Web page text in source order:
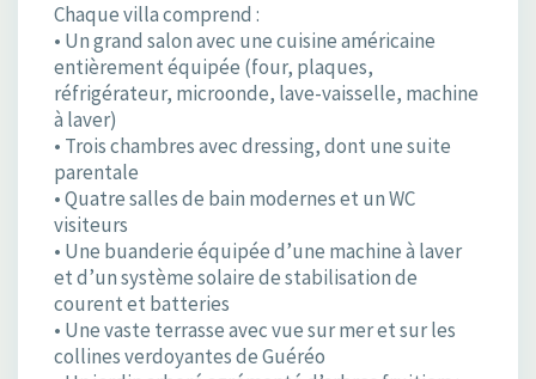
Chaque villa comprend :
• Un grand salon avec une cuisine américaine
entièrement équipée (four, plaques,
réfrigérateur, microonde, lave-vaisselle, machine
à laver)
• Trois chambres avec dressing, dont une suite
parentale
• Quatre salles de bain modernes et un WC
visiteurs
• Une buanderie équipée d’une machine à laver
et d’un système solaire de stabilisation de
courent et batteries
• Une vaste terrasse avec vue sur mer et sur les
collines verdoyantes de Guéréo